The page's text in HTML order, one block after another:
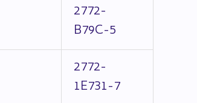
2772-
B79C-5
2772-
1E731-7